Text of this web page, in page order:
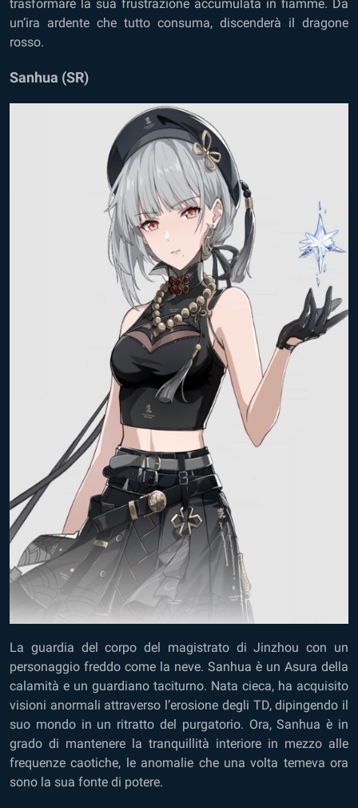
trasformare la sua frustrazione accumulata in fiamme. Da
un’ira ardente che tutto consuma, discenderà il dragone
rosso.
Sanhua (SR)
La guardia del corpo del magistrato di Jinzhou con un
personaggio freddo come la neve. Sanhua è un Asura della
calamità e un guardiano taciturno. Nata cieca, ha acquisito
visioni anormali attraverso l’erosione degli TD, dipingendo il
suo mondo in un ritratto del purgatorio. Ora, Sanhua è in
grado di mantenere la tranquillità interiore in mezzo alle
frequenze caotiche, le anomalie che una volta temeva ora
sono la sua fonte di potere.